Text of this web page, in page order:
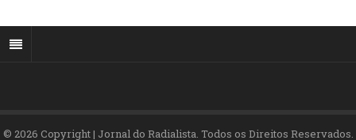
© 2026 Copyright | Jornal do Radialista. Todos os Direitos Reservados.